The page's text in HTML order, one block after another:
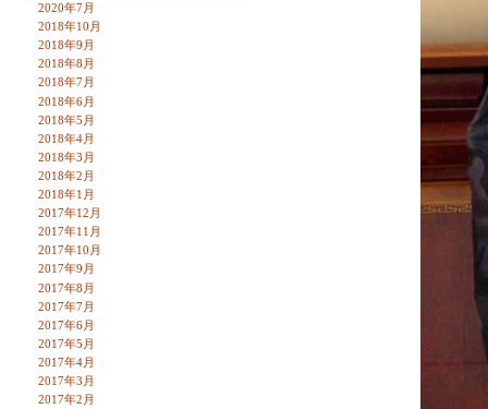
2020年7月
2018年10月
2018年9月
2018年8月
2018年7月
2018年6月
2018年5月
2018年4月
2018年3月
2018年2月
2018年1月
2017年12月
2017年11月
2017年10月
2017年9月
2017年8月
2017年7月
2017年6月
2017年5月
2017年4月
2017年3月
2017年2月